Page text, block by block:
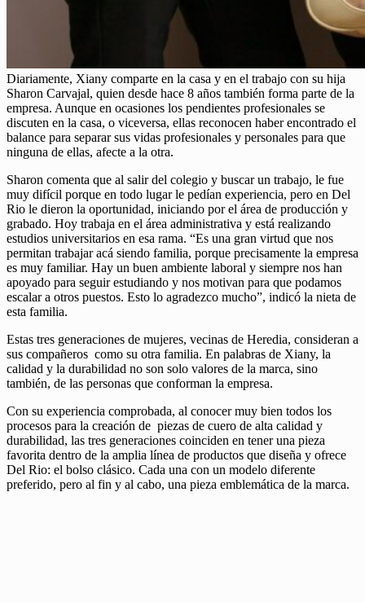
Diariamente, Xiany comparte en la casa y en el trabajo con su hija
Sharon Carvajal, quien desde hace 8 años también forma parte de la
empresa. Aunque en ocasiones los pendientes profesionales se
discuten en la casa, o viceversa, ellas reconocen haber encontrado el
balance para separar sus vidas profesionales y personales para que
ninguna de ellas, afecte a la otra.
Sharon comenta que al salir del colegio y buscar un trabajo, le fue
muy difícil porque en todo lugar le pedían experiencia, pero en Del
Rio le dieron la oportunidad, iniciando por el área de producción y
grabado. Hoy trabaja en el área administrativa y está realizando
estudios universitarios en esa rama. “Es una gran virtud que nos
permitan trabajar acá siendo familia, porque precisamente la empresa
es muy familiar. Hay un buen ambiente laboral y siempre nos han
apoyado para seguir estudiando y nos motivan para que podamos
escalar a otros puestos. Esto lo agradezco mucho”, indicó la nieta de
esta familia.
Estas tres generaciones de mujeres, vecinas de Heredia, consideran a
sus compañeros como su otra familia. En palabras de Xiany, la
calidad y la durabilidad no son solo valores de la marca, sino
también, de las personas que conforman la empresa.
Con su experiencia comprobada, al conocer muy bien todos los
procesos para la creación de piezas de cuero de alta calidad y
durabilidad, las tres generaciones coinciden en tener una pieza
favorita dentro de la amplia línea de productos que diseña y ofrece
Del Rio: el bolso clásico. Cada una con un modelo diferente
preferido, pero al fin y al cabo, una pieza emblemática de la marca.